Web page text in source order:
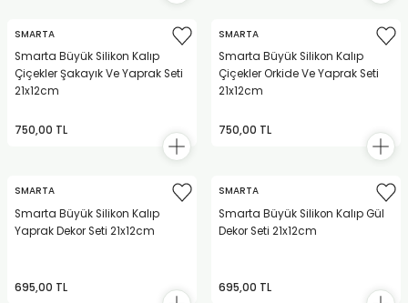
SMARTA
Smarta Büyük Silikon Kalıp
Çiçekler Şakayık Ve Yaprak Seti
21x12cm
750,00 TL
SMARTA
Smarta Büyük Silikon Kalıp
Çiçekler Orkide Ve Yaprak Seti
21x12cm
750,00 TL
SMARTA
Smarta Büyük Silikon Kalıp
Yaprak Dekor Seti 21x12cm
695,00 TL
SMARTA
Smarta Büyük Silikon Kalıp Gül
Dekor Seti 21x12cm
695,00 TL